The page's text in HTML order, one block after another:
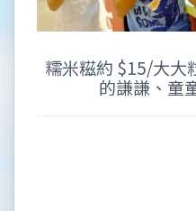
糯米糍約 $15/大大
的謙謙、童